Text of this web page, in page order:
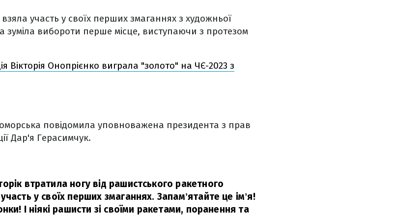
участь у своїх перших змаганнях з художньої
зуміла вибороти перше місце, виступаючи з протезом
Вікторія Онопрієнко виграла "золото" на ЧЄ-2023 з
повідомила уповноважена президента з прав
Дар'я Герасимчук.
втратила ногу від рашистського ракетного
у своїх перших змаганнях. Запамʼятайте це імʼя!
І ніякі рашисти зі своїми ракетами, поранення та